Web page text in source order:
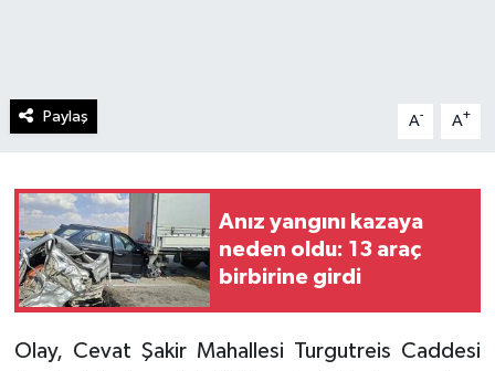
Paylaş A- A+
Anız yangını kazaya
neden oldu: 13 araç
birbirine girdi
Olay, Cevat Şakir Mahallesi Turgutreis Caddesi